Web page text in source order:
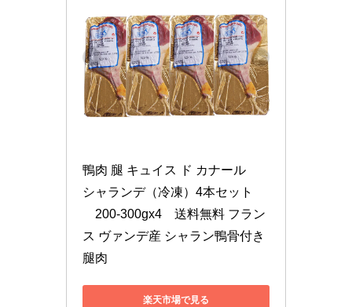
鴨肉 腿 キュイス ド カナール
シャランデ（冷凍）4本セット
200-300gx4　送料無料 フラン
ス ヴァンデ産 シャラン鴨骨付き
腿肉
楽天市場で見る